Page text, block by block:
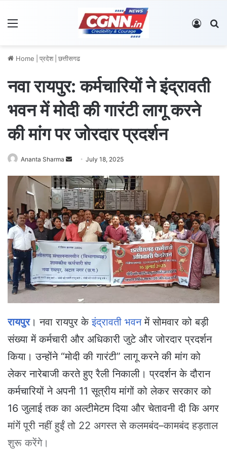
Log In
Home प्रदेश छत्तीसगढ
नवा रायपुर: कर्मचारियों ने इंद्रावती
भवन में मोदी की गारंटी लागू करने
की मांग पर जोरदार प्रदर्शन
Ananta Sharma
n
d
a
n
e
m
a
i
l
July 18, 2025
रायपुर। नवा रायपुर केइंद्रावती भवनमें सोमवार को बड़ी
संख्या में कर्मचारी और अधिकारी जुटे और जोरदार प्रदर्शन
किया। उन्होंने “मोदी की गारंटी” लागू करने की मांग को
लेकर नारेबाजी करते हुए रैली निकाली। प्रदर्शन के दौरान
कर्मचारियों ने अपनी 11 सूत्रीय मांगों को लेकर सरकार को
16 जुलाई तक का अल्टीमेटम दिया और चेतावनी दी कि अगर
मांगें पूरी नहीं हुईं तो 22 अगस्त से कलमबंद–कामबंद हड़ताल
शुरू करेंगे।